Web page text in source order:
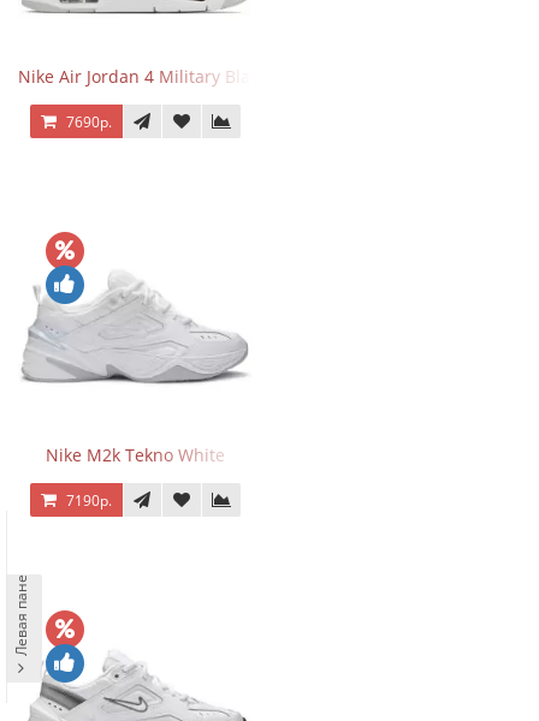
Nike Air Jordan 4 Military Black
7690р.
Nike M2k Tekno White
7190р.
Левая панель